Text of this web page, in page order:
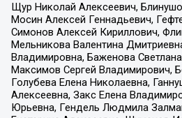
Щур Николай Алексеевич,
Мосин Алексей Геннадьевич,
Симонов Алексей Кириллович,
Мельникова Валентина
Владимировна, Баженова
Максимов Сергей Владимирович,
Голубева Елена Николаевна,
Алексеевна, Закс Елена
Юрьевна, Гендель Людмила